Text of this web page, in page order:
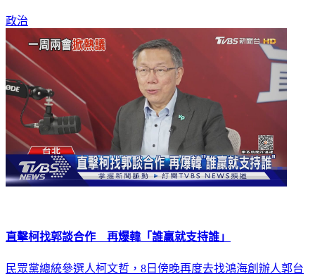
政治
直擊柯找郭談合作 再爆韓「誰贏就支持誰」
民眾黨總統參選人柯文哲，8日傍晚再度去找鴻海創辦人郭台